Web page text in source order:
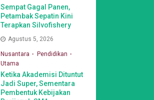
Sempat Gagal Panen,
Petambak Sepatin Kini
Terapkan Silvofishery
Agustus 5, 2026
Nusantara
Pendidikan
Utama
Ketika Akademisi Dituntut
Jadi Super, Sementara
Pembentuk Kebijakan